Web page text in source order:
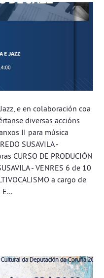
e en colaboración coa
diversas accións
II para música
SUSAVILA -
CURSO DE PRODUCIÓN
- VENRES 6 de 10
a cargo de
E...